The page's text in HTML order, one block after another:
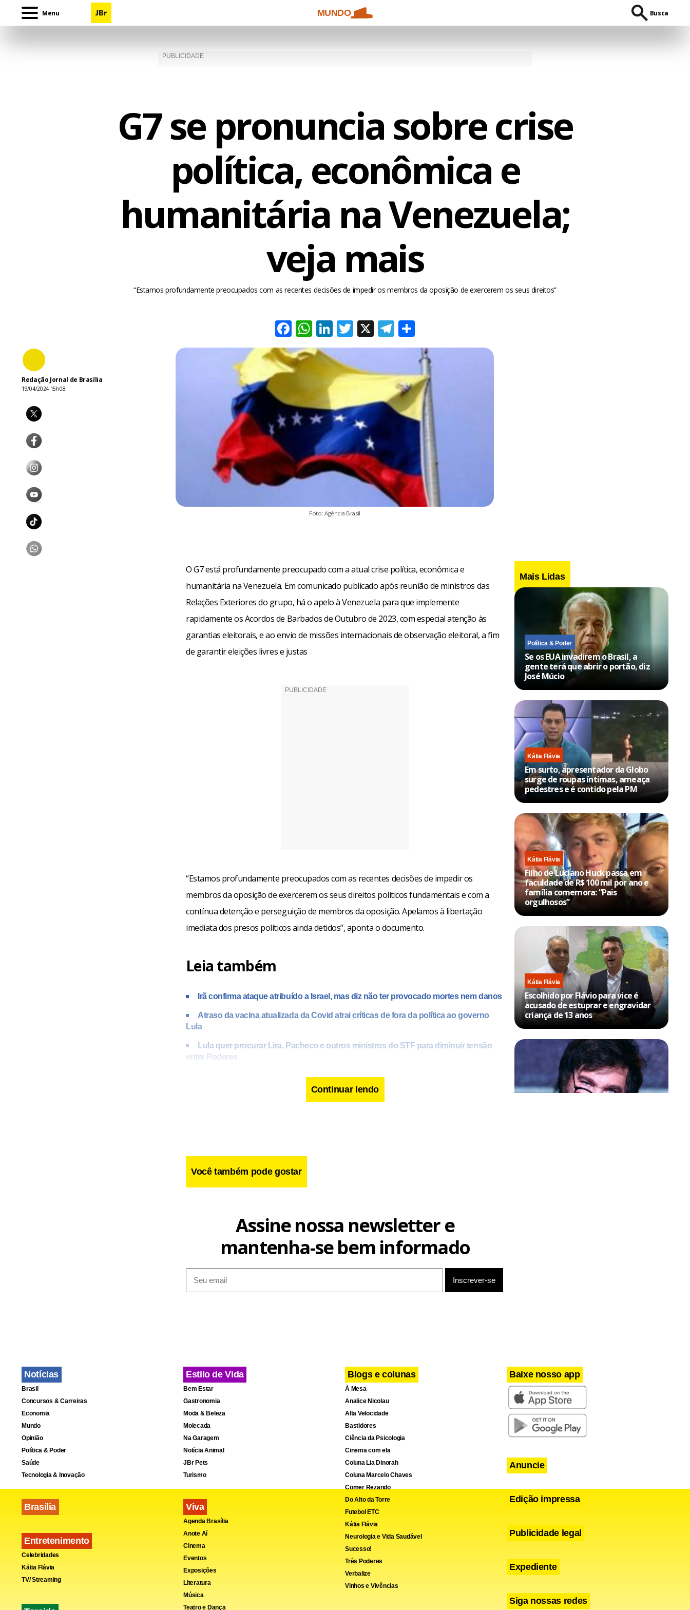
Menu MUNDO Busca
G7 se pronuncia sobre crise
política, econômica e
humanitária na Venezuela;
veja mais
“Estamos profundamente preocupados com as recentes decisões de impedir os membros da oposição de exercerem os seus direitos”
Facebook
WhatsApp
LinkedIn
Twitter
X Telegram
Redação Jornal de Brasília
19/04/2024 15h08
Foto: Agência Brasil
O G7 está profundamente preocupado com a atual crise política, econômica e
humanitária na Venezuela. Em comunicado publicado após reunião de ministros das
Relações Exteriores do grupo, há o apelo à Venezuela para que implemente
rapidamente os Acordos de Barbados de Outubro de 2023, com especial atenção às
garantias eleitorais, e ao envio de missões internacionais de observação eleitoral, a fim
de garantir eleições livres e justas
“Estamos profundamente preocupados com as recentes decisões de impedir os
membros da oposição de exercerem os seus direitos políticos fundamentais e com a
contínua detenção e perseguição de membros da oposição. Apelamos à libertação
imediata dos presos políticos ainda detidos”, aponta o documento.
Leia também
Irã confirma ataque atribuído a Israel, mas diz não ter provocado mortes nem danos
Atraso da vacina atualizada da Covid atrai críticas de fora da política ao governo
Lula
Lula quer procurar Lira, Pacheco e outros ministros do STF para diminuir tensão
entre Poderes
“Acompanhamos de perto a evolução entre a Venezuela e a Guiana na região de
Facebook
WhatsApp
LinkedIn Telegram
Share
Continuar lendo
Você também pode gostar
Mais Lidas
Política & Poder
Se os EUA invadirem o Brasil, a
gente terá que abrir o portão, diz
José Múcio
Kátia Flávia
Em surto, apresentador da Globo
surge de roupas íntimas, ameaça
pedestres e é contido pela PM
Kátia Flávia
Filho de Luciano Huck passa em
faculdade de R$ 100 mil por ano e
família comemora: “Pais
orgulhosos”
Kátia Flávia
Escolhido por Flávio para vice é
acusado de estuprar e engravidar
criança de 13 anos
Assine nossa newsletter e
mantenha-se bem informado
Notícias
Brasil
Concursos & Carreiras
Economia
Mundo
Opinião
Política & Poder
Saúde
Tecnologia & Inovação
Brasília
Entretenimento
Celebridades
Kátia Flávia
TV/ Streaming
Estilo de Vida
Bem Estar
Gastronomia
Moda & Beleza
Molecada
Na Garagem
Notícia Animal
JBr Pets
Turismo
Viva
Agenda Brasília
Anote Aí
Cinema
Eventos
Exposições
Literatura
Música
Teatro e Dança
Blogs e colunas
À Mesa
Analice Nicolau
Alta Velocidade
Bastidores
Ciência da Psicologia
Cinema com ela
Coluna Lia Dinorah
Coluna Marcelo Chaves
Comer Rezando
Do Alto da Torre
Futebol ETC
Kátia Flávia
Neurologia e Vida Saudável
Sucesso!
Três Poderes
Verbalize
Vinhos e Vivências
Baixe nosso app
Anuncie
Edição impressa
Publicidade legal
Expediente
Siga nossas redes